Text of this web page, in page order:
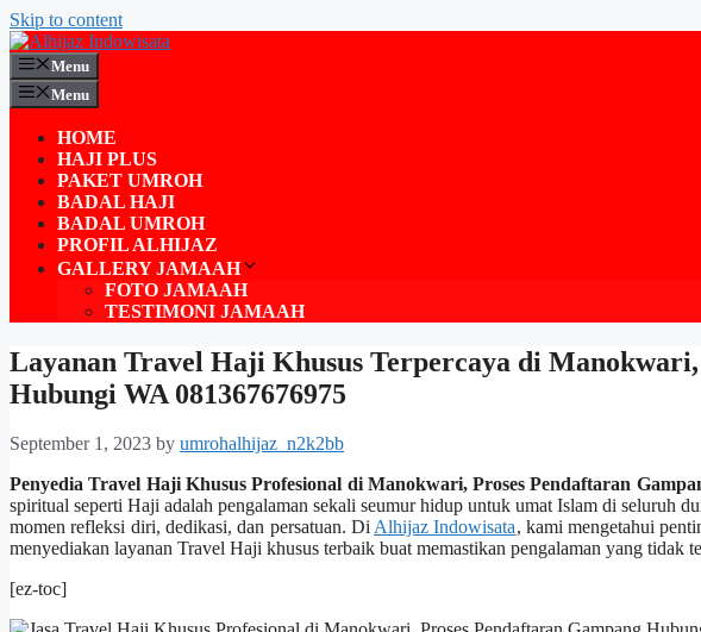
Skip to content
Menu
Menu
HOME
HAJI PLUS
PAKET UMROH
BADAL HAJI
BADAL UMROH
PROFIL ALHIJAZ
GALLERY JAMAAH
FOTO JAMAAH
TESTIMONI JAMAAH
Layanan Travel Haji Khusus Terpercaya di
Hubungi WA 081367676975
September 1, 2023 by umrohalhijaz_n2k2bb
Penyedia Travel Haji Khusus Profesional di Manokwari, Proses Pendaftaran
spiritual seperti Haji adalah pengalaman sekali seumur hidup untuk umat Islam di seluruh
momen refleksi diri, dedikasi, dan persatuan. DiAlhijaz Indowisata, kami mengetahui
menyediakan layanan Travel Haji khusus terbaik buat memastikan pengalaman yang tidak
[ez-toc]